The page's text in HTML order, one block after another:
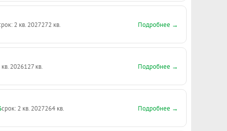
2 кв. 2027272 кв. Подробнее →
2026127 кв. Подробнее →
срок: 2 кв. 2027264 кв. Подробнее →